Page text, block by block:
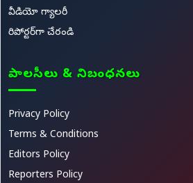
వీడియో గ్యాలరీ
రిపోర్టర్‌గా చేరండి
పాలసీలు & నిబంధనలు
Privacy Policy
Terms & Conditions
Editors Policy
Reporters Policy